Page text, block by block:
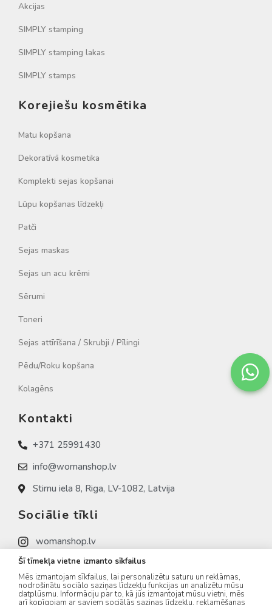
Akcijas
SIMPLY stamping
SIMPLY stamping lakas
SIMPLY stamps
Korejiešu kosmētika
Matu kopšana
Dekoratīvā kosmetika
Komplekti sejas kopšanai
Lūpu kopšanas līdzekļi
Patči
Sejas maskas
Sejas un acu krēmi
Sērumi
Toneri
Sejas attīrīšana / Skrubji / Pīlingi
Pēdu/Roku kopšana
Kolagēns
Kontakti
+371 25991430
info@womanshop.lv
Stirnu iela 8, Riga, LV-1082, Latvija
Sociālie tīkli
womanshop.lv
womanshop.lv (NAIL)
womanshop.lv (KOREA)
Šī tīmekļa vietne izmanto sīkfailus
Mēs izmantojam sīkfailus, lai personalizētu saturu un reklāmas,
nodrošinātu sociālo saziņas līdzekļu funkcijas un analizētu mūsu
datplūsmu. Informāciju par to, kā jūs izmantojat mūsu vietni, mēs
arī kopīgojam ar saviem sociālās saziņas līdzekļu, reklamēšanas